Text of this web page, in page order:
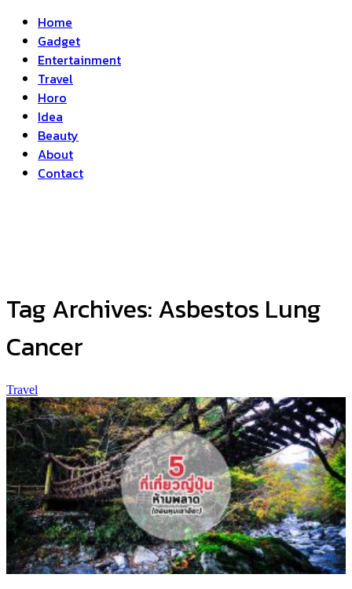
Home
Gadget
Entertainment
Travel
Horo
Idea
Beauty
About
Contact
Tag Archives:Asbestos Lung
Cancer
Travel